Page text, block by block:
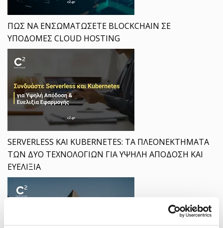
ΠΩΣ ΝΑ ΕΝΣΩΜΑΤΩΣΕΤΕ BLOCKCHAIN ΣΕ
ΥΠΟΔΟΜΕΣ CLOUD HOSTING
SERVERLESS ΚΑΙ KUBERNETES: ΤΑ ΠΛΕΟΝΕΚΤΗΜΑΤΑ
ΤΩΝ ΔΥΟ ΤΕΧΝΟΛΟΓΙΩΝ ΓΙΑ ΥΨΗΛΗ ΑΠΟΔΟΣΗ ΚΑΙ
ΕΥΕΛΙΞΙΑ